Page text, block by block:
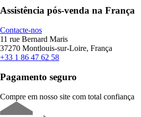
Assistência pós-venda na França
Contacte-nos
11 rue Bernard Maris
37270 Montlouis-sur-Loire, França
+33 1 86 47 62 58
Pagamento seguro
Compre em nosso site com total confiança